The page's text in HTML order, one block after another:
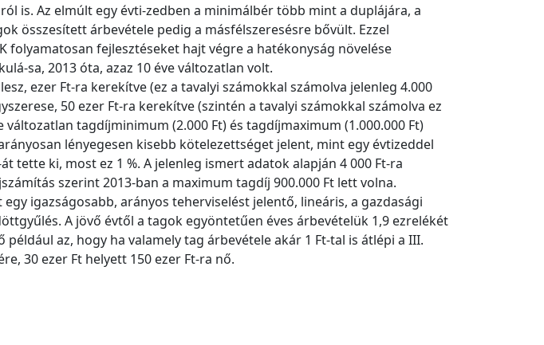
is. Az elmúlt egy évti-zedben a minimálbér több mint a duplájára, a
összesített árbevétele pedig a másfélszeresésre bővült. Ezzel
fejlesztéseket hajt végre a hatékonyság növelése
sa, 2013 óta, azaz 10 éve változatlan volt.
ezer Ft-ra kerekítve (ez a tavalyi számokkal számolva jelenleg 4.000
50 ezer Ft-ra kerekítve (szintén a tavalyi számokkal számolva ez
tagdíjminimum (2.000 Ft) és tagdíjmaximum (1.000.000 Ft)
lényegesen kisebb kötelezettséget jelent, mint egy évtizeddel
tette ki, most ez 1 %. A jelenleg ismert adatok alapján 4 000 Ft-ra
szerint 2013-ban a maximum tagdíj 900.000 Ft lett volna.
igazságosabb, arányos teherviselést jelentő, lineáris, a gazdasági
A jövő évtől a tagok egyöntetűen éves árbevételük 1,9 ezrelékét
az, hogy ha valamely tag árbevétele akár 1 Ft-tal is átlépi a III.
30 ezer Ft helyett 150 ezer Ft-ra nő.